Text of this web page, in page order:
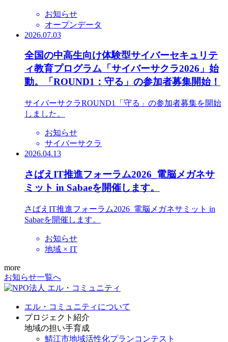
お知らせ
オープンデータ
2026.07.03
全国の中高生向け体験型サイバーセキュリテ
ィ教育プログラム「サイバーサクラ2026」始
動。「ROUND1：守る」の参加者募集開始！
サイバーサクラROUND1「守る」の参加者募集を開始
しました。
お知らせ
サイバーサクラ
2026.04.13
さばえIT推進フォーラム2026_電脳メガネサ
ミット in Sabaeを開催します。
さばえIT推進フォーラム2026_電脳メガネサミット in
Sabaeを開催します。
お知らせ
地域 × IT
more
お知らせ一覧へ
エル・コミュニティについて
プロジェクト紹介
地域の担い手育成
鯖江市地域活性化プランコンテスト